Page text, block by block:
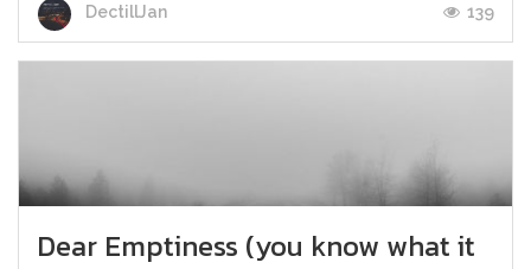
DectillJan 139
Dear Emptiness (you know what it